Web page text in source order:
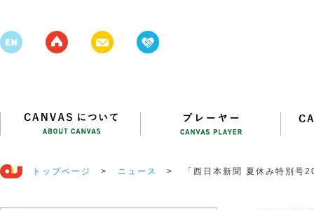
トップページ > ニュース > 「西日本新聞 夏休み特別号